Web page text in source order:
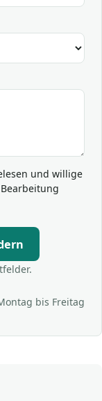
und willige
bis Freitag